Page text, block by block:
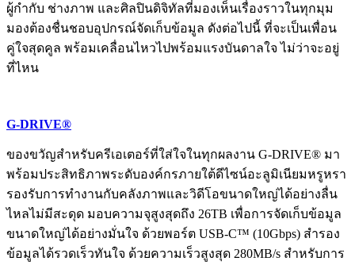
ผู้กำกับ ช่างภาพ และศิลปินดิจิทัลที่มองเห็นเรื่องราวในทุกมุม
มองต้องชื่นชอบอุปกรณ์จัดเก็บข้อมูล ดังต่อไปนี้ ที่จะเป็นเพื่อน
คู่ใจสุดคูล พร้อมเคลื่อนไหวไปพร้อมแรงบันดาลใจ ไม่ว่าจะอยู่
ที่ไหน
G-DRIVE®
ของขวัญสำหรับครีเอเตอร์ที่ใส่ใจในทุกผลงาน G-DRIVE® มา
พร้อมประสิทธิภาพระดับองค์กรภายใต้ดีไซน์อะลูมิเนียมหรูหรา
รองรับการทำงานกับคลังภาพและวิดีโอขนาดใหญ่ได้อย่างลื่น
ไหลไม่มีสะดุด มอบความจุสูงสุดถึง 26TB เพื่อการจัดเก็บข้อมูล
ขนาดใหญ่ได้อย่างมั่นใจ ด้วยพอร์ต USB-C™ (10Gbps) สำรอง
ข้อมูลได้รวดเร็วทันใจ ด้วยความเร็วสูงสุด 280MB/s สำหรับการ